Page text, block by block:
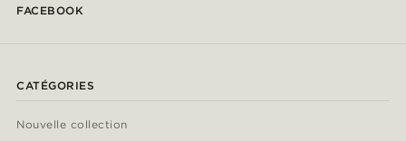
FACEBOOK
CATÉGORIES
Nouvelle collection